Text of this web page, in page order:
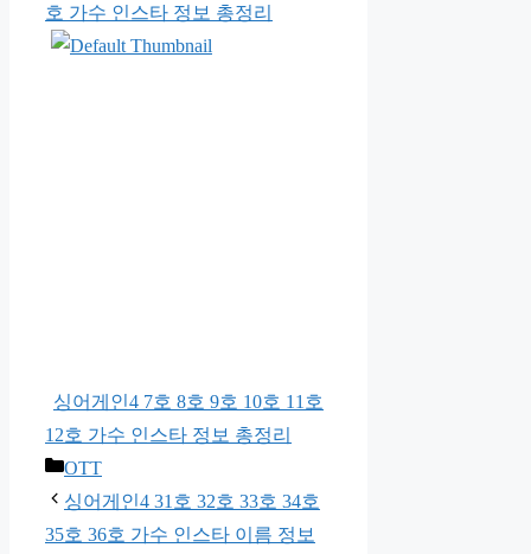
호 가수 인스타 정보 총정리
싱어게인4 7호 8호 9호 10호 11호
12호 가수 인스타 정보 총정리
카
테
고
OTT
싱어게인4 31호 32호 33호 34호
35호 36호 가수 인스타 이름 정보